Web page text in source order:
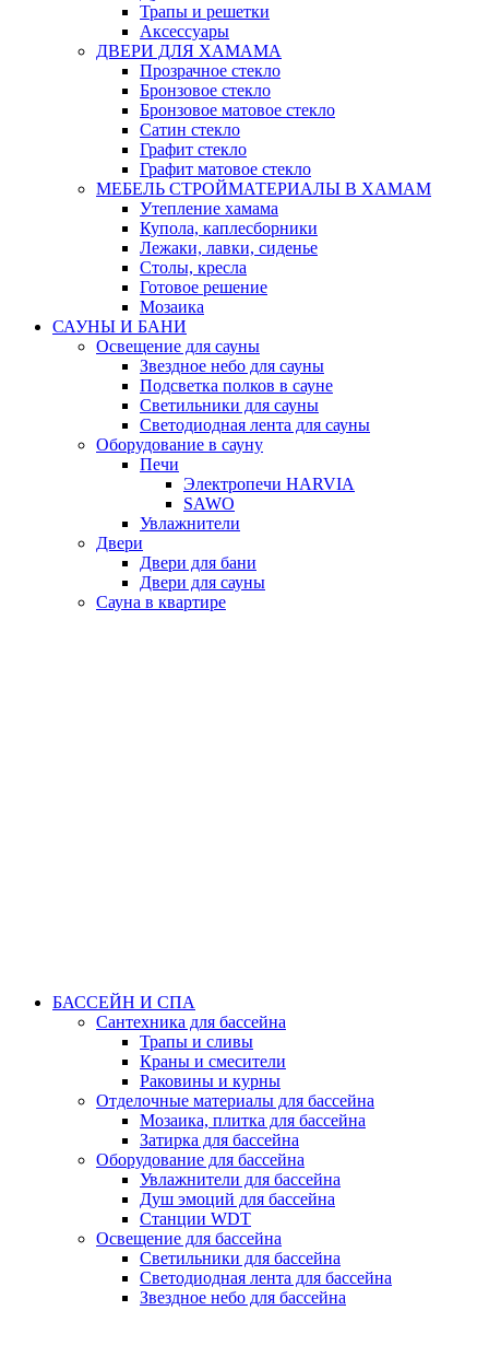
Трапы и решетки
Аксессуары
ДВЕРИ ДЛЯ ХАМАМА
Прозрачное стекло
Бронзовое стекло
Бронзовое матовое стекло
Сатин стекло
Графит стекло
Графит матовое стекло
МЕБЕЛЬ СТРОЙМАТЕРИАЛЫ В ХАМАМ
Утепление хамама
Купола, каплесборники
Лежаки, лавки, сиденье
Столы, кресла
Готовое решение
Мозаика
САУНЫ И БАНИ
Освещение для сауны
Звездное небо для сауны
Подсветка полков в сауне
Светильники для сауны
Светодиодная лента для сауны
Оборудование в сауну
Печи
Электропечи HARVIA
SAWO
Увлажнители
Двери
Двери для бани
Двери для сауны
Сауна в квартире
БАССЕЙН И СПА
Сантехника для бассейна
Трапы и сливы
Краны и смесители
Раковины и курны
Отделочные материалы для бассейна
Мозаика, плитка для бассейна
Затирка для бассейна
Оборудование для бассейна
Увлажнители для бассейна
Душ эмоций для бассейна
Станции WDT
Освещение для бассейна
Светильники для бассейна
Светодиодная лента для бассейна
Звездное небо для бассейна